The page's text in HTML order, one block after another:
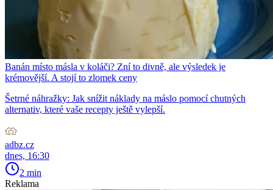
Banán místo másla v koláči? Zní to divně, ale výsledek je
krémovější. A stojí to zlomek ceny
Šetrné náhražky: Jak snížit náklady na máslo pomocí chutných
alternativ, které vaše recepty ještě vylepší.
adbz.cz
dnes, 16:30
2 min
Reklama